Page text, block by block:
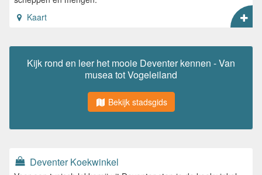
Kaart
Kijk rond en leer het mooie Deventer kennen - Van
musea tot Vogeleiland
Bekijk stadsgids
Deventer Koekwinkel